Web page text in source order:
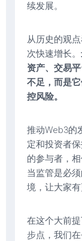
续发展。
从历史的观
次快速增长。
资产、交易
不足，而是
控风险。
推动Web3的
定和投资者
的参与者，
当监管是必
境，让大家有
在这个大前
步点，我们